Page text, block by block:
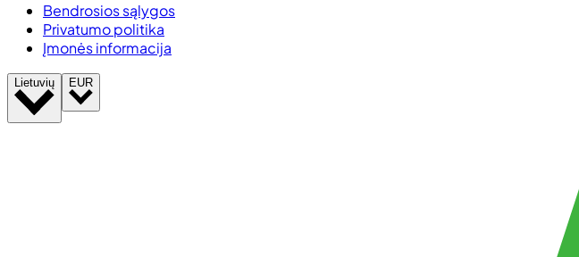
Bendrosios sąlygos
Privatumo politika
Įmonės informacija
Lietuvių EUR